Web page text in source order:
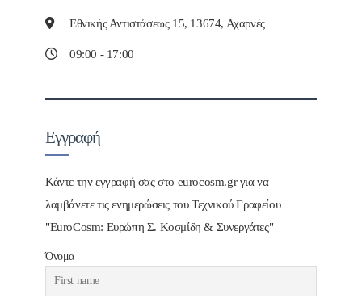
Εθνικής Αντιστάσεως 15, 13674, Αχαρνές
09:00 - 17:00
Εγγραφή
Κάντε την εγγραφή σας στο eurocosm.gr για να
λαμβάνετε τις ενημερώσεις του Τεχνικού Γραφείου
"EuroCosm: Ευρώπη Σ. Κοσμίδη & Συνεργάτες"
Όνομα